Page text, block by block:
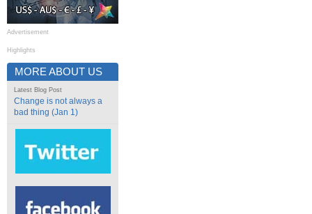
Advertisement
Highlights
MORE ABOUT US
Latest Blog Post
Change is not always a
bad thing (Jan 1)